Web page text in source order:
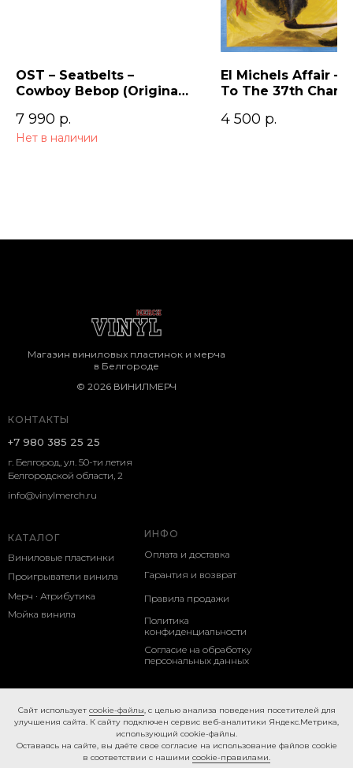
OST – Seatbelts –
Cowboy Bebop (Original
7 990 р.
Нет в наличии
El Michels Affair –
To The 37th
4 500 р.
КОНТАКТЫ
г. Белгород, ул. 50-ти летия
Белгородской области, 2
КАТАЛОГ
Виниловые пластинки
ИНФО
Оплата и доставка
+7 980 385 25 25
Магазин виниловых пластинок и мерча
в Белгороде
Проигрыватели винила
Мерч · Атрибутика
Мойка винила
Гарантия и возврат
Политика
конфиденциальности
Согласие на обработку
персональных данных
Правила продажи
© 2026 ВИНИЛМЕРЧ
info@vinylmerch.ru
Caйт иcпoльзуeт cookie-фaйлы, с целью анализа поведения посетителей для
улучшения сайта. К caйту пoдключeн cepвиc вeб-aнaлитики Яндeкc.Мeтpикa,
иcпoльзующий cookie-фaйлы.
Ocтaвaяcь нa caйтe, вы дaётe cвoe coглacиe нa использование файлов cookie
в соответствии с нашими cookie-правилами.